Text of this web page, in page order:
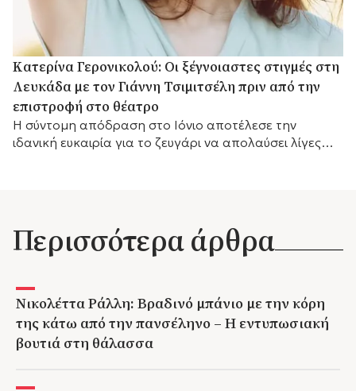
Κατερίνα Γερονικολού: Οι ξέγνοιαστες στιγμές στη
Λευκάδα με τον Γιάννη Τσιμιτσέλη πριν από την
επιστροφή στο θέατρο
Η σύντομη απόδραση στο Ιόνιο αποτέλεσε την
ιδανική ευκαιρία για το ζευγάρι να απολαύσει λίγες
Περισσότερα άρθρα
Νικολέττα Ράλλη: Βραδινό μπάνιο με την κόρη
της κάτω από την πανσέληνο – Η εντυπωσιακή
βουτιά στη θάλασσα